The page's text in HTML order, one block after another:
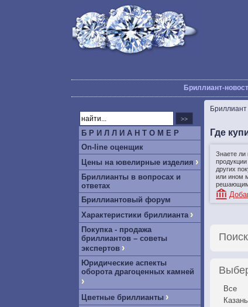
Бриллиант-
Б Р И Л Л И А Н Т О М Е Р
On-line оценщик
Цены на ювелирные изделия ›
Бриллианты в вопросах и
ответах
Бриллиантовый форум
Характеристики бриллианта ›
Покупка - продажа
бриллиантов – советы
экспертов ›
Юридические аспекты
оборота драгоценных камней
›
Цветные бриллианты ›
Где
Знаете ли
других
или ином
Поиск
Все
Казань